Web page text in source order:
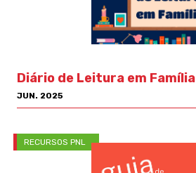
Diário de Leitura em Família
JUN. 2025
RECURSOS PNL